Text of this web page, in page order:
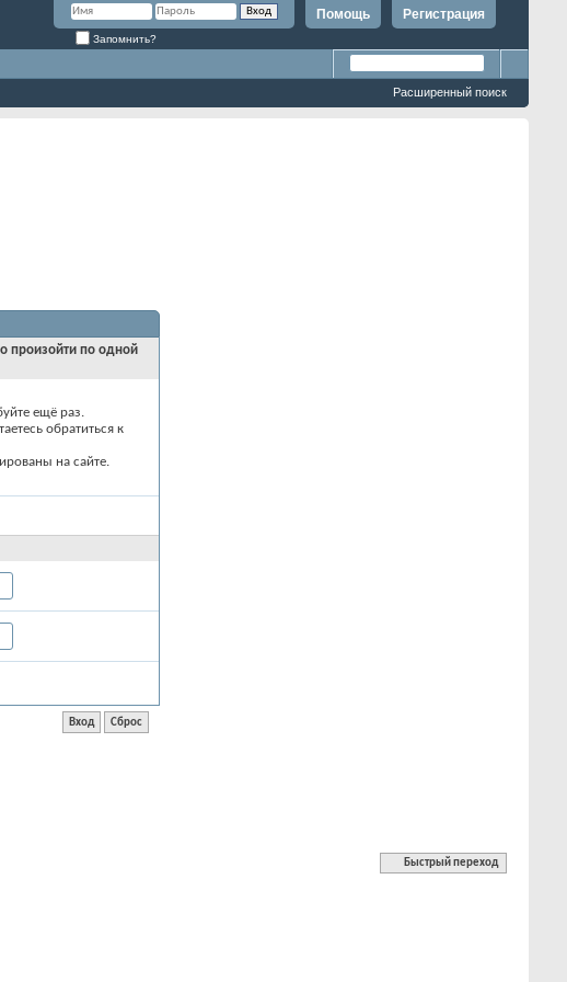
Регистрация
Помощь
Запомнить?
Расширенный поиск
произойти по одной
ещё раз.
обратиться к
на сайте.
Быстрый переход